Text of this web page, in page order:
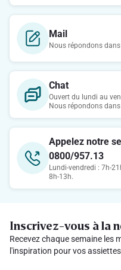
Mail
Nous répondons
Chat
Ouvert du lundi au
Nous répondons
Appelez notre
0800/957.13
Lundi-vendredi : 7h-
8h-13h.
Inscrivez-vous à la
Recevez chaque semaine les
l'inspiration pour vos